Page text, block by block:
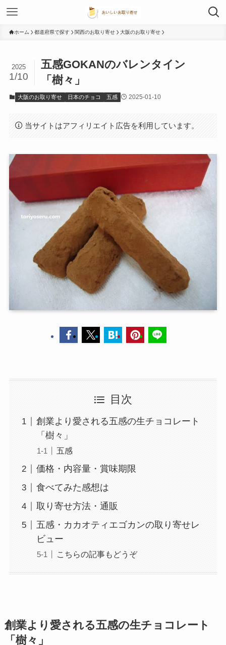
ホーム 都道府県で探す 関西のお取り寄せ 大阪のお取り寄せ
五感GOKANのバレンタイン
「樹々」
2025
1/10
大阪のお取り寄せ 日本のチョコ 五感 2025-01-10
当サイトはアフィリエイト広告を利用しています。
目次
創業より愛される五感の生チョコレート
「樹々」
五感
価格・内容量・賞味期限
食べてみた感想は
取り寄せ方法・通販
五感・カカオティエゴカンの取り寄せレ
ビュー
こちらの記事もどうぞ
創業より愛される五感の生チョコレート
「樹々」